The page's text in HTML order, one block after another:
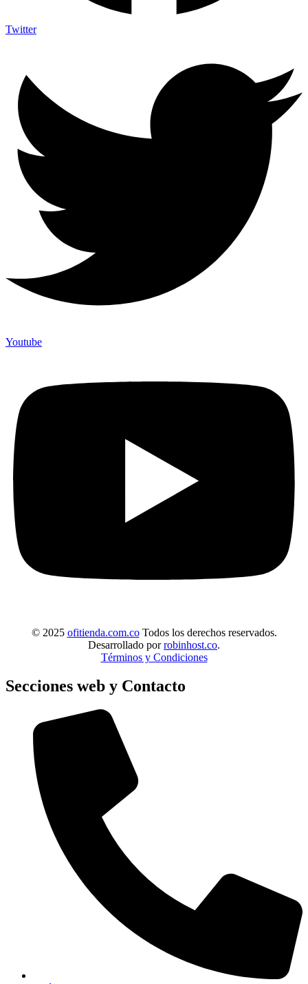
Twitter
Youtube
© 2025 ofitienda.com.coTodos los derechos reservados.
Desarrollado porrobinhost.co.
Términos y Condiciones
Secciones web y Contacto